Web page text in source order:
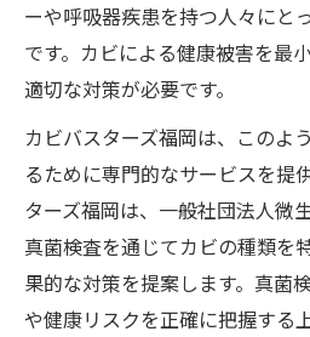
ーや呼吸器疾患を持つ人々にと
です。カビによる健康被害を最
適切な対策が必要です。
カビバスターズ福岡は、このよ
るために専門的なサービスを提
ターズ福岡は、一般社団法人微
真菌検査を通じてカビの種類を
果的な対策を提案します。真菌
や健康リスクを正確に把握する